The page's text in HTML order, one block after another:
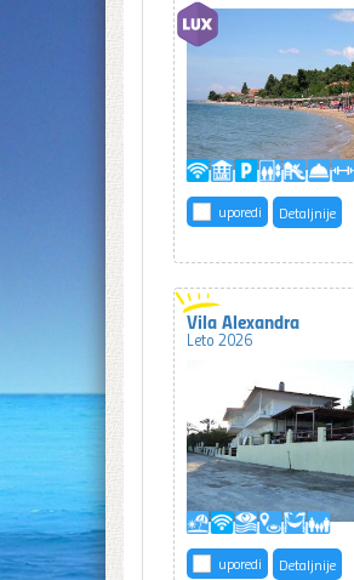
uporedi Detaljnije
Vila Alexandra
Leto 2026
uporedi Detaljnije